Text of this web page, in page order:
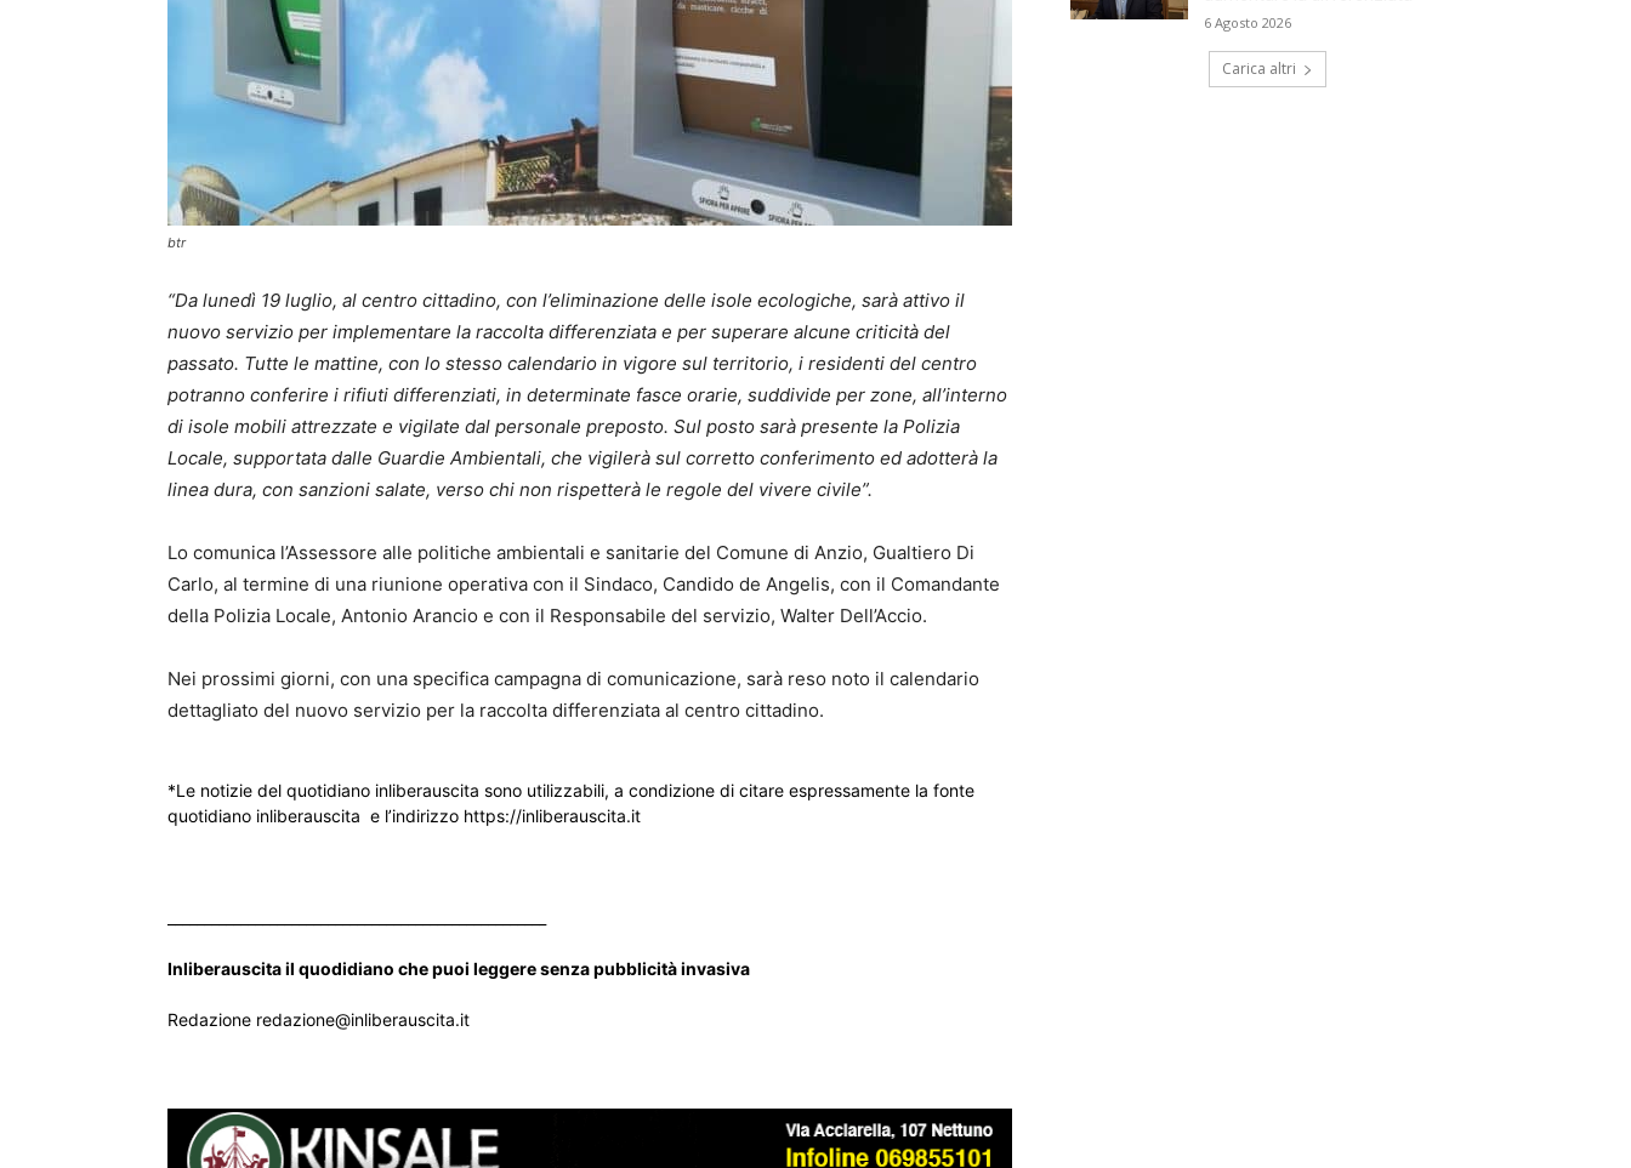
btr
“Da lunedì 19 luglio, al centro cittadino, con l’eliminazione delle isole ecologiche, sarà attivo il
nuovo servizio per implementare la raccolta differenziata e per superare alcune criticità del
passato. Tutte le mattine, con lo stesso calendario in vigore sul territorio, i residenti del centro
potranno conferire i rifiuti differenziati, in determinate fasce orarie, suddivide per zone, all’interno
di isole mobili attrezzate e vigilate dal personale preposto. Sul posto sarà presente la Polizia
Locale, supportata dalle Guardie Ambientali, che vigilerà sul corretto conferimento ed adotterà la
linea dura, con sanzioni salate, verso chi non rispetterà le regole del vivere civile”.
Lo comunica l’Assessore alle politiche ambientali e sanitarie del Comune di Anzio, Gualtiero Di
Carlo, al termine di una riunione operativa con il Sindaco, Candido de Angelis, con il Comandante
della Polizia Locale, Antonio Arancio e con il Responsabile del servizio, Walter Dell’Accio.
Nei prossimi giorni, con una specifica campagna di comunicazione, sarà reso noto il calendario
dettagliato del nuovo servizio per la raccolta differenziata al centro cittadino.
*Le notizie del quotidiano inliberauscita sono utilizzabili, a condizione di citare espressamente la fonte
quotidiano inliberauscita e l’indirizzo https://inliberauscita.it
Inliberauscita il quodidiano che puoi leggere senza pubblicità invasiva
Redazione redazione@inliberauscita.it
6 Agosto 2026
Carica altri